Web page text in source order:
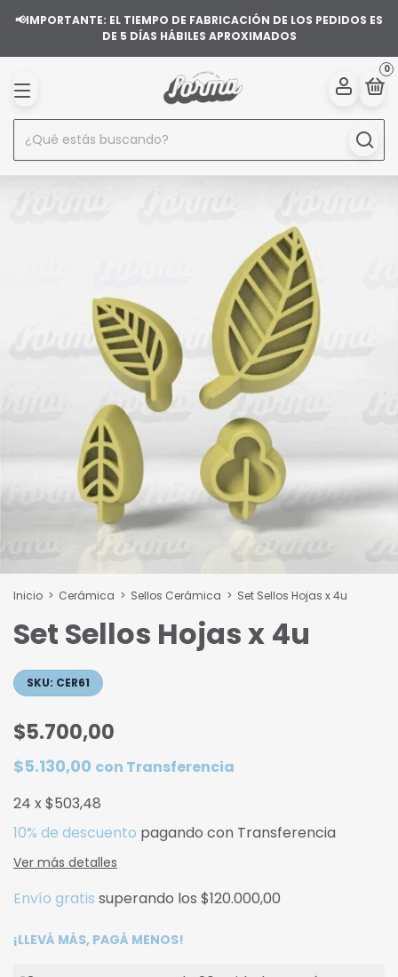
📢IMPORTANTE: EL TIEMPO DE FABRICACIÓN DE LOS PEDIDOS ES
DE 5 DÍAS HÁBILES APROXIMADOS
0
Inicio > Cerámica > Sellos Cerámica > Set Sellos Hojas x 4u
Set Sellos Hojas x 4u
SKU: CER61
$5.700,00
$5.130,00 con Transferencia
24 x$503,48
10% de descuento pagando con Transferencia
Ver más detalles
Envío gratis superando los $120.000,00
¡LLEVÁ MÁS, PAGÁ MENOS!